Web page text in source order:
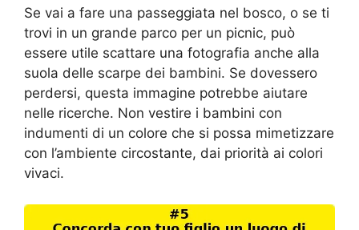
Se vai a fare una passeggiata nel bosco, o se ti
trovi in un grande parco per un picnic, può
essere utile scattare una fotografia anche alla
suola delle scarpe dei bambini. Se dovessero
perdersi, questa immagine potrebbe aiutare
nelle ricerche. Non vestire i bambini con
indumenti di un colore che si possa mimetizzare
con l’ambiente circostante, dai priorità ai colori
vivaci.